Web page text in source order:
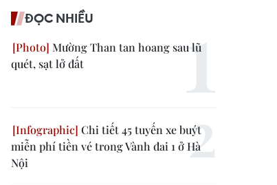
ĐỌC NHIỀU
Mường Than tan hoang sau lũ
quét, sạt lở đất
Chi tiết 45 tuyến xe buýt
miễn phí tiền vé trong Vành đai 1 ở Hà
Nội